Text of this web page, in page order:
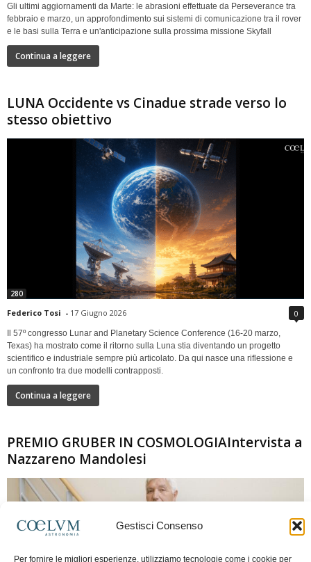
Gestisci Consenso
Per fornire le migliori esperienze, utilizziamo tecnologie come i cookie per
Gli ultimi aggiornamenti da Marte: le abrasioni effettuate da Perseverance tra
febbraio e marzo, un approfondimento sui sistemi di comunicazione tra il rover
e le basi sulla Terra e un'anticipazione sulla prossima missione Skyfall
Continua a leggere
LUNA Occidente vs Cinadue strade verso lo
stesso obiettivo
280
Federico Tosi - 17 Giugno 2026 0
Il 57º congresso Lunar and Planetary Science Conference (16-20 marzo,
Texas) ha mostrato come il ritorno sulla Luna stia diventando un progetto
scientifico e industriale sempre più articolato. Da qui nasce una riflessione e
un confronto tra due modelli contrapposti.
Continua a leggere
PREMIO GRUBER IN COSMOLOGIAIntervista a
Nazzareno Mandolesi